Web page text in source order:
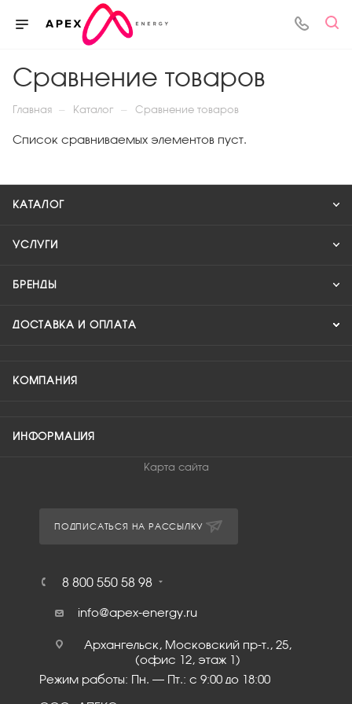
Сравнение товаров
Главная — Каталог — Сравнение товаров
Список сравниваемых элементов пуст.
КАТАЛОГ
УСЛУГИ
БРЕНДЫ
ДОСТАВКА И ОПЛАТА
КОМПАНИЯ
ИНФОРМАЦИЯ
Карта сайта
ПОДПИСАТЬСЯ НА РАССЫЛКУ
8 800 550 58 98
info@apex-energy.ru
Архангельск, Московский пр-т., 25,
(офис 12, этаж 1)
Режим работы: Пн. – Пт.: с 9:00 до 18:00